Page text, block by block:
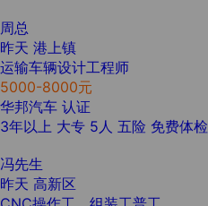
周总
昨天 港上镇
运输车辆设计工程师
5000-8000元
华邦汽车 认证
3年以上 大专 5人 五险 免费体检
冯先生
昨天 高新区